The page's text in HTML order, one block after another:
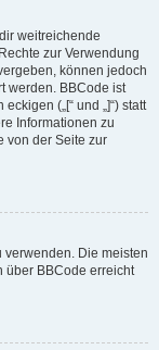
weitreichende
zur Verwendung
können jedoch
werden. BBCode ist
(„[“ und „]“) statt
Informationen zu
von der Seite zur
verwenden. Die meisten
über BBCode erreicht